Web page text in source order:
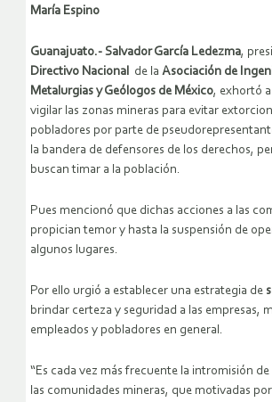
María Espino
Guanajuato.- Salvador García Ledezma,
Directivo Nacional
de la Asociación de
Metalurgias y Geólogos de México, exhortó
vigilar las zonas mineras para evitar
pobladores por parte de
la bandera de defensores de los derechos,
buscan timar a la población.
Pues mencionó que dichas acciones a las
propician temor y hasta la suspensión de
algunos lugares.
Por ello urgió a establecer una estrategia de
brindar certeza y seguridad a las empresas,
empleados y pobladores en general.
“Es cada vez más frecuente la intromisión de
las comunidades mineras, que motivadas